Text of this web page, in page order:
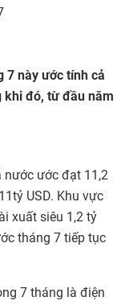
7 này ước tính cả
khi đó, từ đầu năm
nước ước đạt 11,2
USD. Khu vực
xuất siêu 1,2 tỷ
tháng 7 tiếp tục
7 tháng là điện